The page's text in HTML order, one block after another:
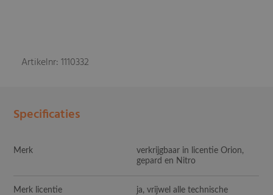
Artikelnr: 1110332
Specificaties
Merk
verkrijgbaar in licentie Orion,
gepard en Nitro
Merk licentie
ja, vrijwel alle technische